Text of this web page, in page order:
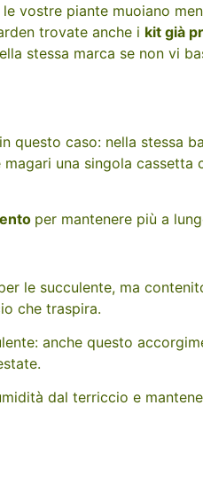
vostre piante muoiano
trovate anche i kit già
stessa marca se non vi
questo caso: nella stessa
una singola cassetta
per mantenere più a
le succulente, ma
che traspira.
anche questo
dal terriccio e